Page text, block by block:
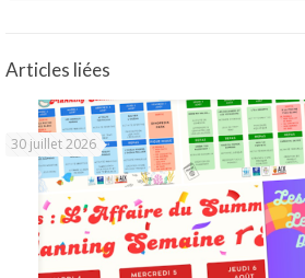
Articles liées
30 juillet 2026